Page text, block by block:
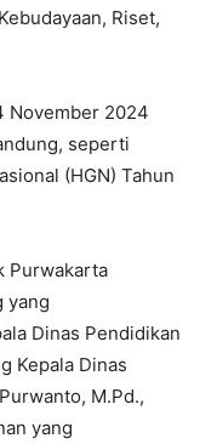
Riset,
November 2024
seperti
(HGN) Tahun
Purwakarta
yang
Dinas Pendidikan
Kepala Dinas
M.Pd.,
yang